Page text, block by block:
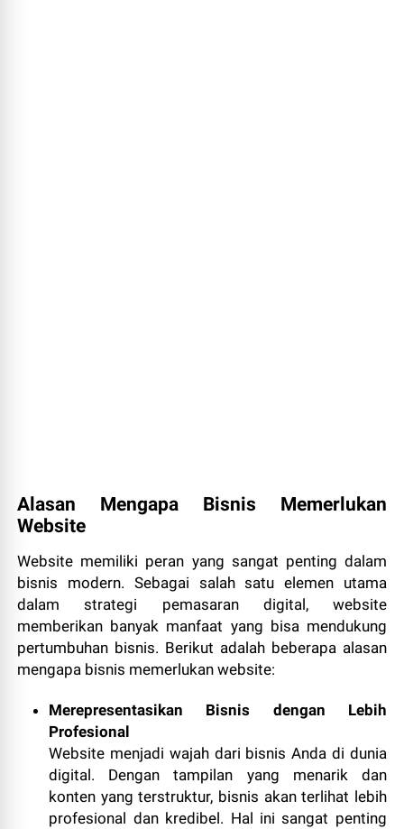
Alasan Mengapa Bisnis Memerlukan
Website
Website memiliki peran yang sangat penting dalam
bisnis modern. Sebagai salah satu elemen utama
dalam strategi pemasaran digital, website
memberikan banyak manfaat yang bisa mendukung
pertumbuhan bisnis. Berikut adalah beberapa alasan
mengapa bisnis memerlukan website:
Merepresentasikan Bisnis dengan Lebih
Profesional
Website menjadi wajah dari bisnis Anda di dunia
digital. Dengan tampilan yang menarik dan
konten yang terstruktur, bisnis akan terlihat lebih
profesional dan kredibel. Hal ini sangat penting